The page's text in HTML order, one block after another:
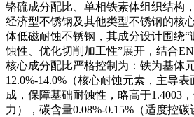
铬硫成分配比、单相铁素体组织结构
经济型不锈钢及其他类型不锈钢的核
体低磁耐蚀不锈钢，其成分设计围绕
蚀性、优化切削加工性”展开，结合
核心成分配比严格控制为：铁为基体
12.0%-14.0%（核心耐蚀元素，主导
成，保障基础耐蚀性，略高于1.4003
力），碳含量0.08%-0.15%（适度控